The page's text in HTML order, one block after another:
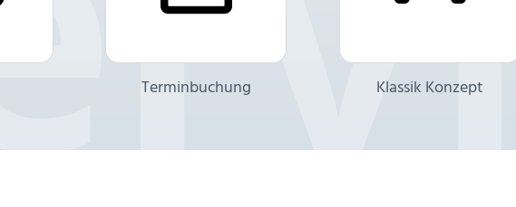
Terminbuchung Klassik Konzept